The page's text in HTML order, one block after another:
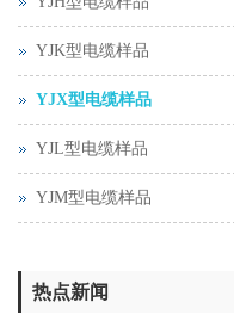
YJK型电缆样品
YJX型电缆样品
YJL型电缆样品
YJM型电缆样品
热点新闻